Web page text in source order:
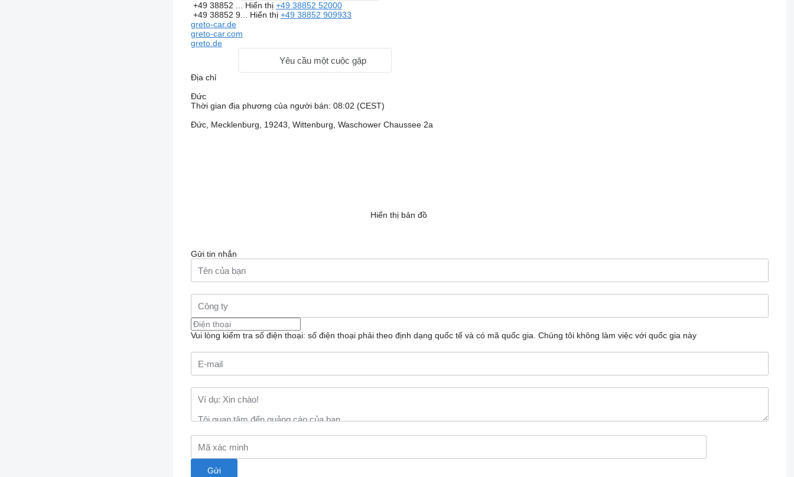
+49 38852 ... Hiển thị +49 38852 52000
+49 38852 9... Hiển thị +49 38852 909933
greto-car.de
greto-car.com
greto.de
Yêu cầu một cuộc gặp
Địa chỉ
Đức
Thời gian địa phương của người bán: 08:02 (CEST)
Đức, Mecklenburg, 19243, Wittenburg, Waschower Chaussee 2a
Hiển thị bản đồ
Gửi tin nhắn
Vui lòng kiểm tra số điện thoại: số điện thoại phải theo định dạng quốc tế và có mã quốc gia. Chúng tôi không làm việc với quốc gia này